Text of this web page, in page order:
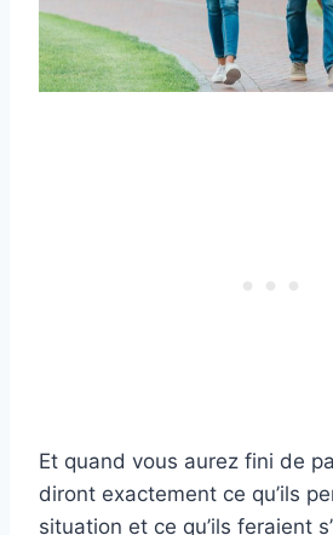
Et quand vous aurez fini de
diront exactement ce qu’ils
situation et ce qu’ils feraient